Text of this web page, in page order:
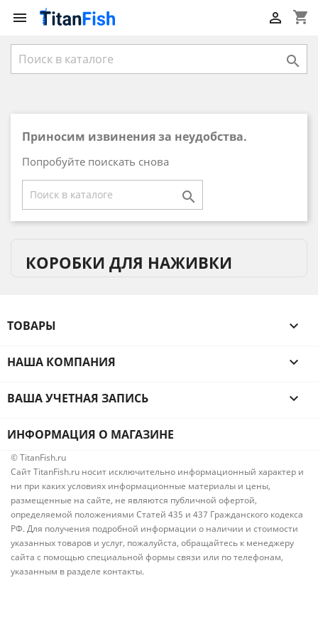
 shopping_cart


Приносим извинения за неудобства.
Попробуйте поискать снова

КОРОБКИ ДЛЯ НАЖИВКИ
ТОВАРЫ 
НАША КОМПАНИЯ 
ВАША УЧЕТНАЯ ЗАПИСЬ 
ИНФОРМАЦИЯ О МАГАЗИНЕ
© TitanFish.ru
Сайт TitanFish.ru носит исключительно информационный характер и
ни при каких условиях информационные материалы и цены,
размещенные на сайте, не являются публичной офертой,
определяемой положениями Статей 435 и 437 Гражданского кодекса
РФ. Для получения подробной информации о наличии и стоимости
указанных товаров и услуг, пожалуйста, обращайтесь к менеджеру
сайта с помощью специальной формы связи или по телефонам,
указанным в разделе контакты.